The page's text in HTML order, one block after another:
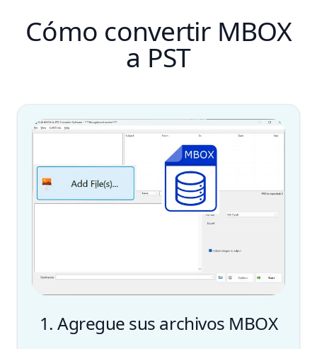
Cómo convertir MBOX
a PST
1. Agregue sus archivos MBOX